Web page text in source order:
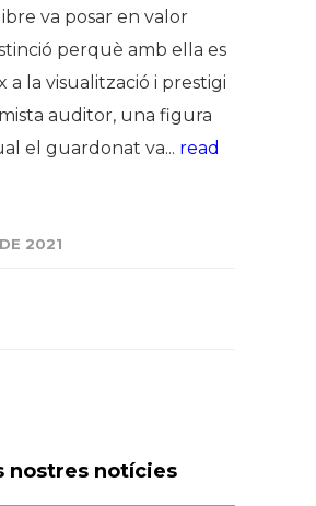
va posar en valor
perquè amb ella es
a la visualització i prestigi
auditor, una figura
el guardonat va... read
2021
nostres notícies